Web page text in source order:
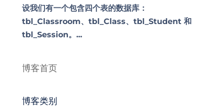
设我们有一个包含四个表的数据库：
tbl_Classroom、tbl_Class、tbl_Student 和
tbl_Session。...
博客首页
博客类别